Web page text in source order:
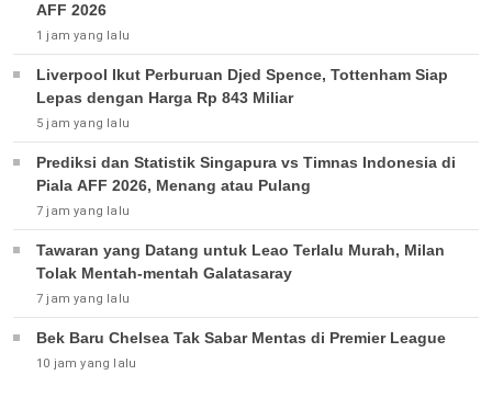
AFF 2026
1 jam yang lalu
Liverpool Ikut Perburuan Djed Spence, Tottenham Siap
Lepas dengan Harga Rp 843 Miliar
5 jam yang lalu
Prediksi dan Statistik Singapura vs Timnas Indonesia di
Piala AFF 2026, Menang atau Pulang
7 jam yang lalu
Tawaran yang Datang untuk Leao Terlalu Murah, Milan
Tolak Mentah-mentah Galatasaray
7 jam yang lalu
Bek Baru Chelsea Tak Sabar Mentas di Premier League
10 jam yang lalu